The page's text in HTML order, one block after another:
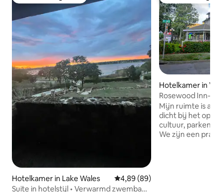
Hotelkamer in Lake Wales Gemiddelde beoordeling van
4,89 (89)
Suite in hotelstijl • Verwarmd zwembad •
Hotelkamer in
Rosewood Inn-#7
Mijn ruimte is
dicht bij het
cultuur, parken
We zijn een